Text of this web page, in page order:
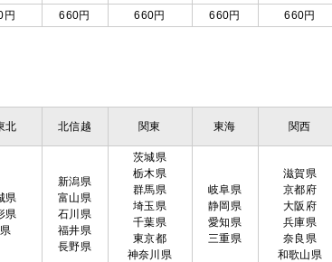
円 660円 660円 660円 660円
北 北信越 関東 東海 関西
県
県
県
新潟県
富山県
石川県
福井県
長野県
茨城県
栃木県
群馬県
埼玉県
千葉県
東京都
神奈川県
岐阜県
静岡県
愛知県
三重県
滋賀県
京都府
大阪府
兵庫県
奈良県
和歌山県